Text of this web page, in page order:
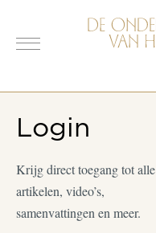
Login
Krijg direct toegang tot alle
artikelen, video’s,
samenvattingen en meer.